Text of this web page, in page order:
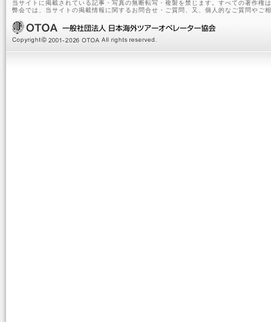
当サイトに掲載されている記事・写真の無断転写・複製を禁じます。すべての著作権
弊会では、当サイトの掲載情報に関するお問合せ・ご質問、又、個人的なご質問やご